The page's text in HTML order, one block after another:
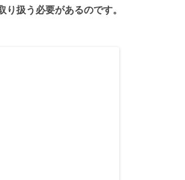
り扱う必要があるのです。